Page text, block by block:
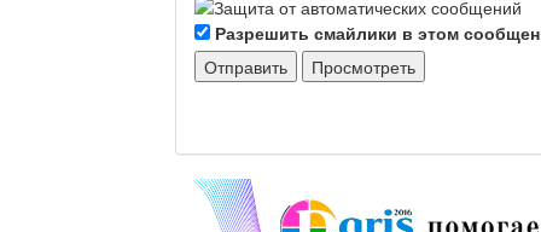
Разрешить смайлики в этом